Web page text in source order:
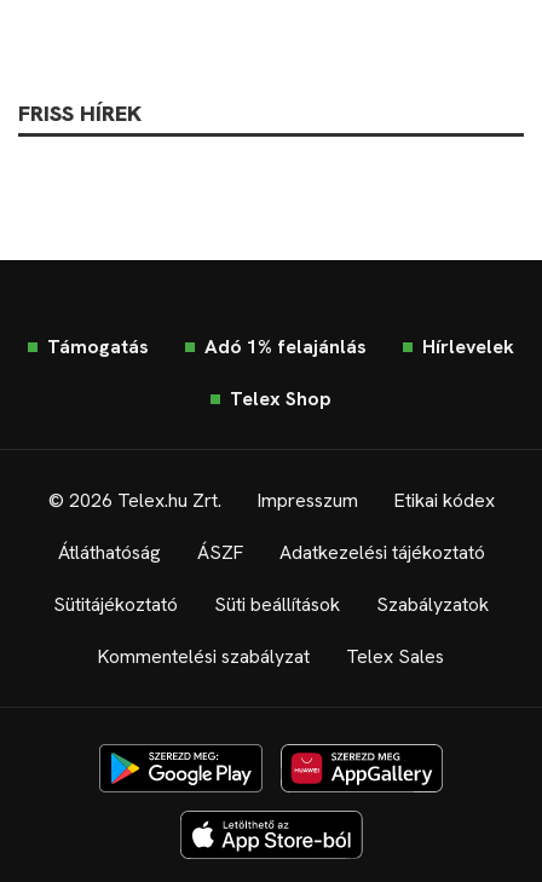
FRISS HÍREK
Támogatás Adó 1% felajánlás Hírlevelek
Telex Shop
© 2026 Telex.hu Zrt. Impresszum Etikai kódex
Átláthatóság ÁSZF Adatkezelési tájékoztató
Sütitájékoztató Süti beállítások Szabályzatok
Kommentelési szabályzat Telex Sales